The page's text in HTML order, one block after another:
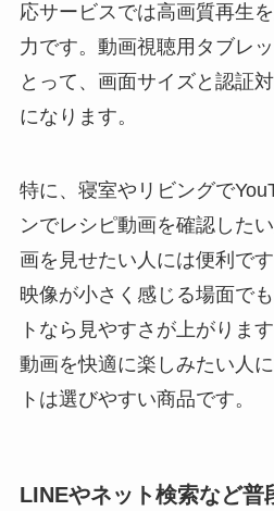
応サービスでは高画質再生
力です。動画視聴用タブレ
とって、画面サイズと認証
になります。
特に、寝室やリビングで
ンでレシピ動画を確認した
画を見せたい人には便利で
映像が小さく感じる場面で
トなら見やすさが上がりま
動画を快適に楽しみたい人
トは選びやすい商品です。
LINEやネット検索など普